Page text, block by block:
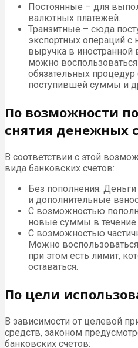
Постоянные – для
валютных платежей.
Транзитные – сюда
экспортных операций с
выручка в
можно
обязательных
поступившей суммы и
По возможности
снятия денежных
В соответствии с этой
вида банковских счетов:
Без пополнения.
и дополнительные
С возможностью
новые суммы в течение
С возможностью
Можно
при этом есть лимит,
оставаться.
По цели
В зависимости от целевой
средств, законом
банковских счетов: